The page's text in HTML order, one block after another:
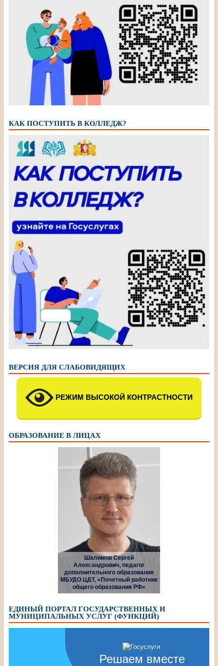
КАК ПОСТУПИТЬ В КОЛЛЕДЖ?
ВЕРСИЯ ДЛЯ СЛАБОВИДЯЩИХ
РЕЖИМ ВЫСОКОЙ КОНТРАСТНОСТИ
ОБРАЗОВАНИЕ В ЛИЦАХ
Шалимов Сергей
Александрович, педагог
дополнительного образования
МБУДО ЦДТ, «Почетный работник
общего образования РФ»
ЕДИНЫЙ ПОРТАЛ ГОСУДАРСТВЕННЫХ И
МУНИЦИПАЛЬНЫХ УСЛУГ (ФУНКЦИЙ)
Решаем вместе